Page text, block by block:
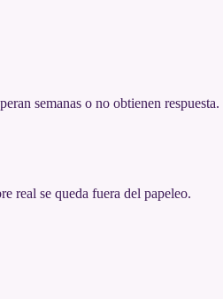
semanas o no obtienen
real se queda fuera del papeleo.